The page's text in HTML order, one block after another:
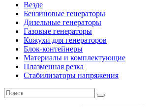
Везде
Бензиновые генераторы
Дизельные генераторы
Газовые генераторы
Кожухи для генераторов
Блок-контейнеры
Материалы и комплектующие
Плазменная резка
Стабилизаторы напряжения